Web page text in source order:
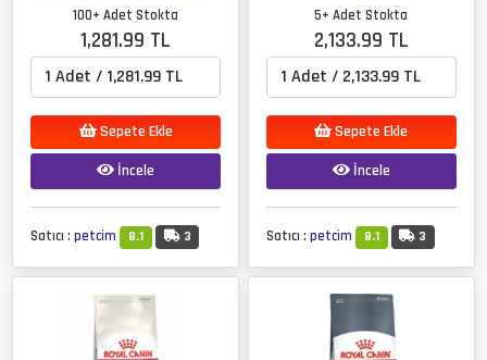
100+ Adet Stokta
1,281.99 TL
Sepete Ekle
İncele
Satıcı :petcim 8.1 3
5+ Adet Stokta
2,133.99 TL
Sepete Ekle
İncele
Satıcı : petcim 8.1 3